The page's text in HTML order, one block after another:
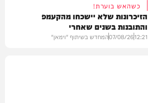
כשהאש בוערת!
הזיכרונות שלא יישכחו מהקעמפ
והתובנות בשנים שאחרי
12:21
07/08/26המחדש בשיתוף "וימאן"